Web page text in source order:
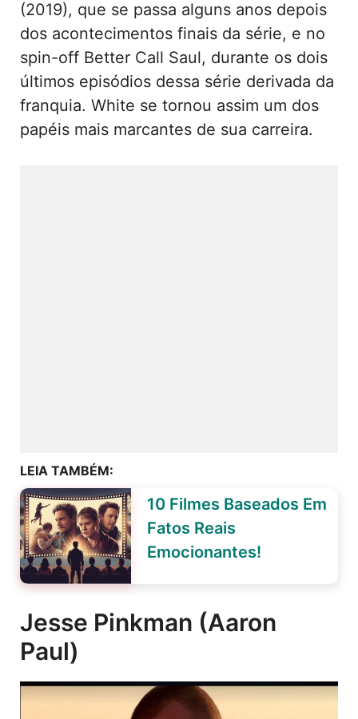
(2019), que se passa alguns anos depois
dos acontecimentos finais da série, e no
spin-off Better Call Saul, durante os dois
últimos episódios dessa série derivada da
franquia. White se tornou assim um dos
papéis mais marcantes de sua carreira.
LEIA TAMBÉM:
10 Filmes Baseados Em
Fatos Reais
Emocionantes!
Jesse Pinkman (Aaron
Paul)